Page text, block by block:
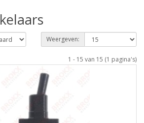
Weergeven:
1 - 15 van 15 (1 pagina's)